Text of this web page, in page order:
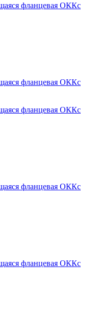
фланцевая ОККс
фланцевая ОККс
фланцевая ОККс
фланцевая ОККс
фланцевая ОККс